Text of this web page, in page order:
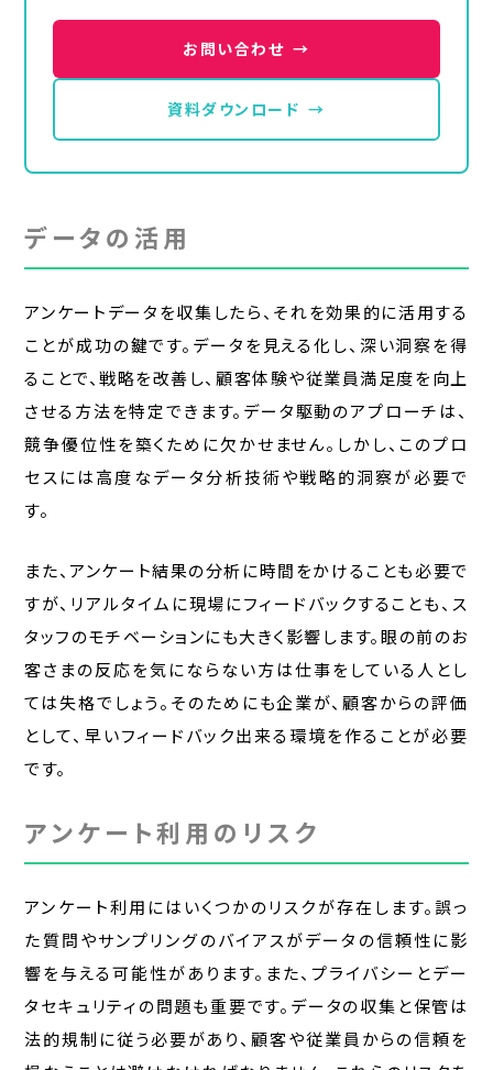
お問い合わせ →
資料ダウンロード →
データの活用
アンケートデータを収集したら、それを効果的に活用する
ことが成功の鍵です。データを見える化し、深い洞察を得
ることで、戦略を改善し、顧客体験や従業員満足度を向上
させる方法を特定できます。データ駆動のアプローチは、
競争優位性を築くために欠かせません。しかし、このプロ
セスには高度なデータ分析技術や戦略的洞察が必要で
す。
また、アンケート結果の分析に時間をかけることも必要で
すが、リアルタイムに現場にフィードバックすることも、ス
タッフのモチベーションにも大きく影響します。眼の前のお
客さまの反応を気にならない方は仕事をしている人とし
ては失格でしょう。そのためにも企業が、顧客からの評価
として、早いフィードバック出来る環境を作ることが必要
です。
アンケート利用のリスク
アンケート利用にはいくつかのリスクが存在します。誤っ
た質問やサンプリングのバイアスがデータの信頼性に影
響を与える可能性があります。また、プライバシーとデー
タセキュリティの問題も重要です。データの収集と保管は
法的規制に従う必要があり、顧客や従業員からの信頼を